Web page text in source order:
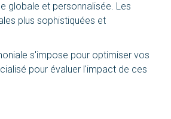
globale et personnalisée. Les
plus sophistiquées et
s'impose pour optimiser vos
pour évaluer l'impact de ces